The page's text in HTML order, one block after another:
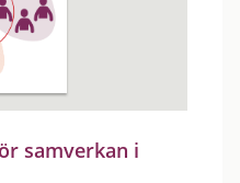
samverkan i